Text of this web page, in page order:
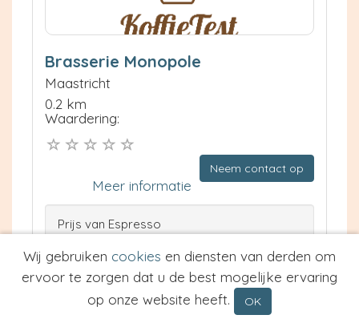
Brasserie Monopole
Maastricht
0.2 km
Waardering:
Neem contact op
Meer informatie
Prijs van Espresso
Wij gebruiken cookies en diensten van derden om
ervoor te zorgen dat u de best mogelijke ervaring
op onze website heeft.
OK